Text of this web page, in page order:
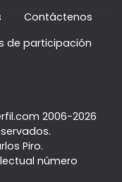
Contáctenos
de participación
2006-2026
Piro.
número